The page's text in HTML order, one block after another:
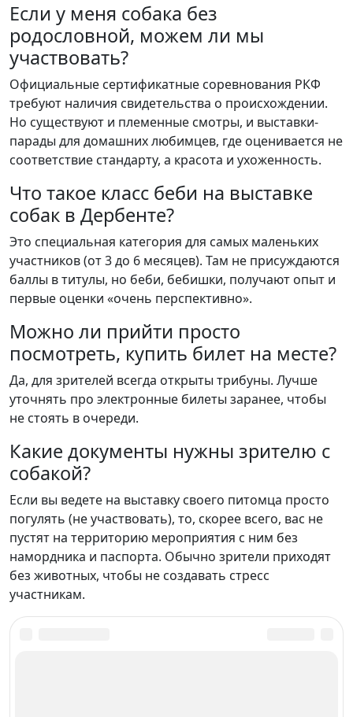
Если у меня собака без
родословной, можем ли мы
участвовать?
Официальные сертификатные соревнования РКФ
требуют наличия свидетельства о происхождении.
Но существуют и племенные смотры, и выставки-
парады для домашних любимцев, где оценивается не
соответствие стандарту, а красота и ухоженность.
Что такое класс беби на выставке
собак в Дербенте?
Это специальная категория для самых маленьких
участников (от 3 до 6 месяцев). Там не присуждаются
баллы в титулы, но беби, бебишки, получают опыт и
первые оценки «очень перспективно».
Можно ли прийти просто
посмотреть, купить билет на месте?
Да, для зрителей всегда открыты трибуны. Лучше
уточнять про электронные билеты заранее, чтобы
не стоять в очереди.
Какие документы нужны зрителю с
собакой?
Если вы ведете на выставку своего питомца просто
погулять (не участвовать), то, скорее всего, вас не
пустят на территорию мероприятия с ним без
намордника и паспорта. Обычно зрители приходят
без животных, чтобы не создавать стресс
участникам.